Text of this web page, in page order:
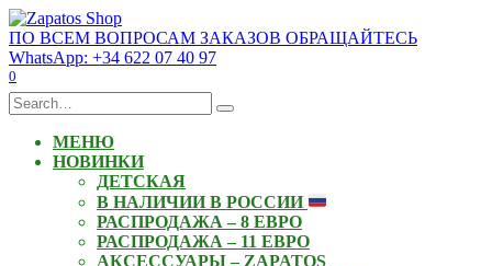
Skip
to
content
ПО ВСЕМ ВОПРОСАМ ЗАКАЗОВ ОБРАЩАЙТЕСЬ
WhatsApp: +34 622 07 40 97
0
Search
for:
МЕНЮ
НОВИНКИ
ДЕТСКАЯ
В НАЛИЧИИ В РОССИИ
РАСПРОДАЖА – 8 ЕВРО
РАСПРОДАЖА – 11 ЕВРО
АКСЕССУАРЫ – ZAPATOS